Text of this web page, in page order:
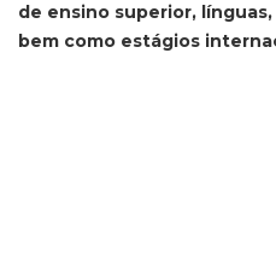
de ensino superior,
bem como estágios